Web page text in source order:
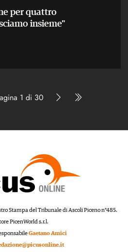
per quattro
insieme"
1 di 30
Stampa del Tribunale di Ascoli Piceno n°485.
PicenWorld s.r.l.
Gaetano Amici